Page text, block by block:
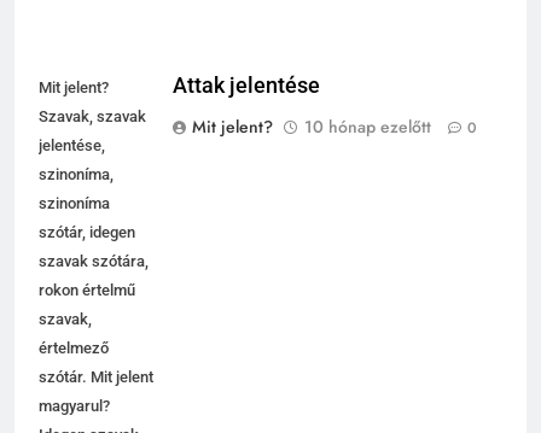
Mit jelent?
Szavak, szavak
jelentése,
szinoníma,
szinoníma
szótár, idegen
szavak szótára,
rokon értelmű
szavak,
értelmező
szótár. Mit jelent
magyarul?
Attak jelentése
Mit jelent?
10 hónap ezelőtt 0
5